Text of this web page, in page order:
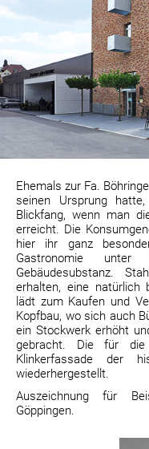
Ehemals zur Fa.
seinen Ursprung
Blickfang, wenn man
erreicht. Die
hier ihr ganz
Gastronomie unter
Gebäudesubstanz.
erhalten, eine natürlich
lädt zum Kaufen und
Kopfbau, wo sich auch
ein Stockwerk erhöht
gebracht. Die für die
Klinkerfassade der
wiederhergestellt.
Auszeichnung für
Göppingen.